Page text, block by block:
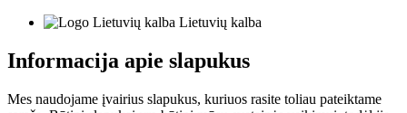
Lietuvių kalba
Informacija apie slapukus
Mes naudojame įvairius slapukus, kuriuos rasite toliau pateiktame